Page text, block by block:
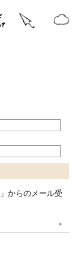
からのメール受